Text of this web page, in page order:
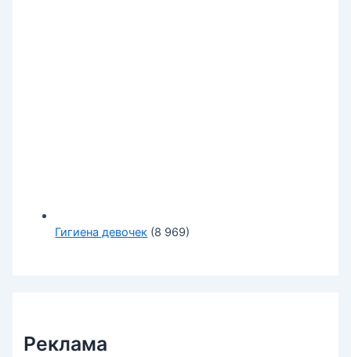
Гигиена девочек (8 969)
Реклама